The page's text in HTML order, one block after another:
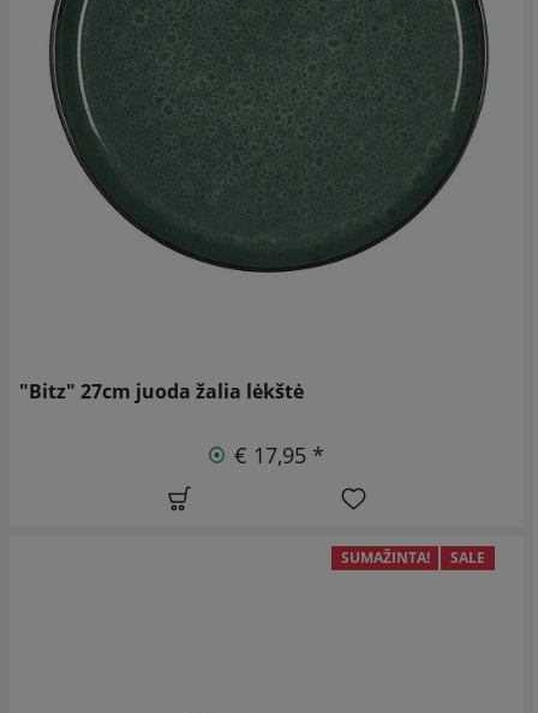
"Bitz" 27cm juoda žalia lėkštė
€ 17,95 *
SUMAŽINTA! SALE